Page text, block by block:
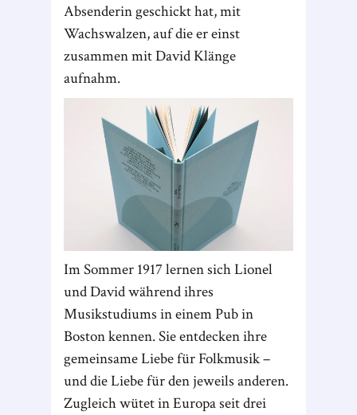
Absenderin geschickt hat, mit
Wachswalzen, auf die er einst
zusammen mit David Klänge
aufnahm.
Im Sommer 1917 lernen sich Lionel
und David während ihres
Musikstudiums in einem Pub in
Boston kennen. Sie entdecken ihre
gemeinsame Liebe für Folkmusik –
und die Liebe für den jeweils anderen.
Zugleich wütet in Europa seit drei